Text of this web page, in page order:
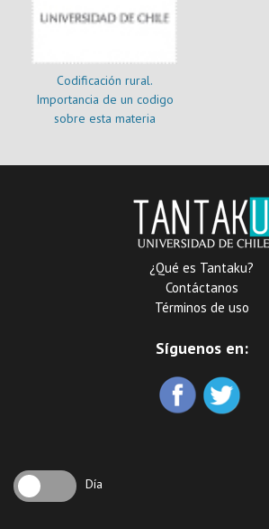
Codificación rural.
Importancia de un codigo
sobre esta materia
¿Qué es Tantaku?
Contáctanos
Términos de uso
Síguenos en:
Día